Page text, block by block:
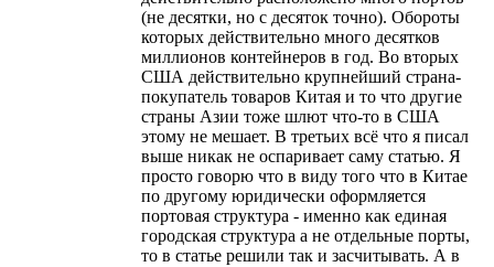
(не десятки, но с десяток точно). Обороты
которых действительно много десятков
миллионов контейнеров в год. Во вторых
США действительно крупнейший страна-
покупатель товаров Китая и то что другие
страны Азии тоже шлют что-то в США
этому не мешает. В третьих всё что я писал
выше никак не оспаривает саму статью. Я
просто говорю что в виду того что в Китае
по другому юридически оформляется
портовая структура - именно как единая
городская структура а не отдельные порты,
то в статье решили так и засчитывать. А в